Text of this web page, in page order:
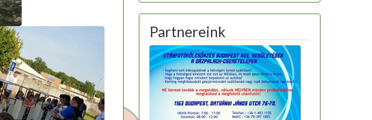
Partnereink